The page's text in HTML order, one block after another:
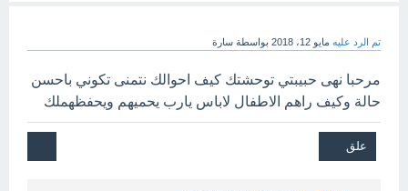
تم الرد عليه مايو 12، 2018 بواسطة سارة
مرحبا نهى حبيبتي توحشتك كيف احوالك نتمنى تكوني باحسن
حالة وكيف راهم الاطفال لاباس يارب يحميهم ويحفظهملك